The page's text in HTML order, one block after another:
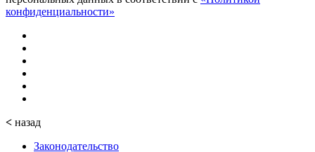
конфиденциальности»
< назад
Законодательство